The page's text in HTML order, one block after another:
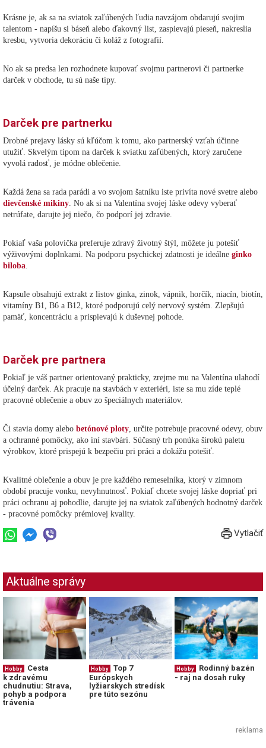
Krásne je, ak sa na sviatok zaľúbených ľudia navzájom obdarujú svojim
talentom - napíšu si báseň alebo ďakovný list, zaspievajú pieseň, nakreslia
kresbu, vytvoria dekoráciu či koláž z fotografií.
No ak sa predsa len rozhodnete kupovať svojmu partnerovi či partnerke
darček v obchode, tu sú naše tipy.
Darček pre partnerku
Drobné prejavy lásky sú kľúčom k tomu, ako partnerský vzťah účinne
utužiť. Skvelým tipom na darček k sviatku zaľúbených, ktorý zaručene
vyvolá radosť, je módne oblečenie.
Každá žena sa rada parádi a vo svojom šatníku iste privíta nové svetre alebo
dievčenské mikiny . No ak si na Valentína svojej láske odevy vyberať
netrúfate, darujte jej niečo, čo podporí jej zdravie.
Pokiaľ vaša polovička preferuje zdravý životný štýl, môžete ju potešiť
výživovými doplnkami. Na podporu psychickej zdatnosti je ideálne ginko
biloba
Kapsule obsahujú extrakt z listov ginka, zinok, vápnik, horčík, niacín, biotín,
vitamíny B1, B6 a B12, ktoré podporujú celý nervový systém. Zlepšujú
pamäť, koncentráciu a prispievajú k duševnej pohode.
Darček pre partnera
Pokiaľ je váš partner orientovaný prakticky, zrejme mu na Valentína ulahodí
účelný darček. Ak pracuje na stavbách v exteriéri, iste sa mu zíde teplé
pracovné oblečenie a obuv zo špeciálnych materiálov.
Či stavia domy alebo betónové ploty , určite potrebuje pracovné odevy, obuv
a ochranné pomôcky, ako iní stavbári. Súčasný trh ponúka širokú paletu
výrobkov, ktoré prispejú k bezpečiu pri práci a dokážu potešiť.
Kvalitné oblečenie a obuv je pre každého remeselníka, ktorý v zimnom
období pracuje vonku, nevyhnutnosť. Pokiaľ chcete svojej láske dopriať pri
práci ochranu aj pohodlie, darujte jej na sviatok zaľúbených hodnotný darček
- pracovné pomôcky prémiovej kvality.
Vytlačiť
Aktuálne správy
Hobby
Cesta
k zdravému
chudnutiu: Strava,
pohyb a podpora
trávenia
Hobby
Top 7
Európskych
lyžiarskych stredísk
pre túto sezónu
Hobby
Rodinný bazén
- raj na dosah ruky
reklama